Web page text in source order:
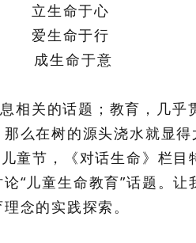
立生命于心
爱生命于行
成生命于意
相关的话题；教育，几乎
么在树的源头浇水就显
童节，《对话生命》栏目
论“儿童生命教育”话题。让
念的实践探索。